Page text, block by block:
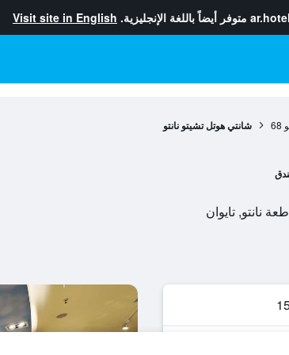
متوفر أيضاً باللغة الإنجليزية. Visit site in English
68 شانتي هوتل تشيتو نانتو